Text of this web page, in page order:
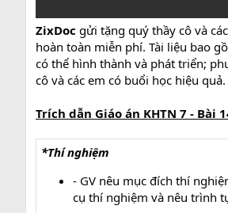
ZixDoc gửi tặng quý thầy cô và
hoàn toàn miễn phí. Tài liệu bao
có thể hình thành và phát triển;
cô và các em có buổi học hiệu quả.
Trích dẫn Giáo án KHTN 7 - Bài
*Thí nghiệm
- GV nêu mục đích thí
cụ thí nghiệm và nêu trình